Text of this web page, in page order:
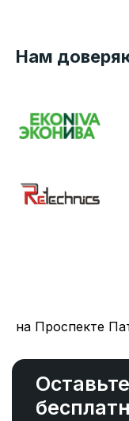
Нам
на Проспекте